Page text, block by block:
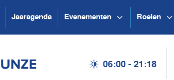
Jaaragenda Evenementen Roeien
06:00 - 21:18